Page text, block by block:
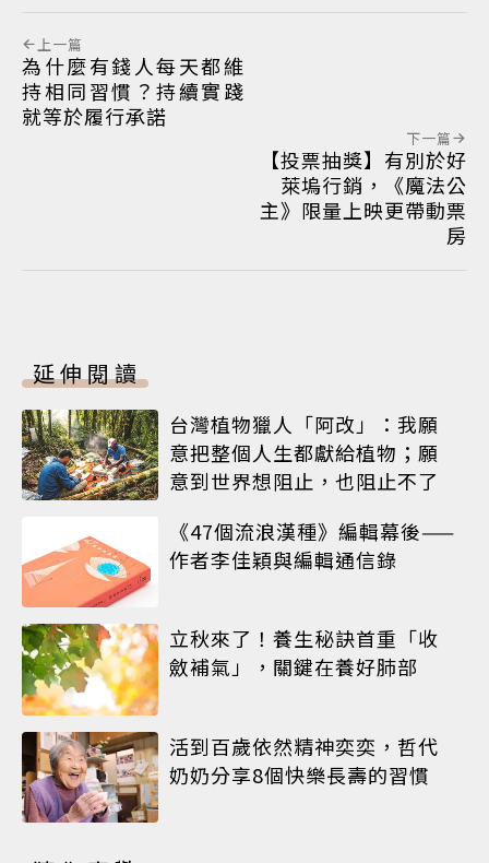
上一篇
為什麼有錢人每天都維
持相同習慣？持續實踐
就等於履行承諾
下一篇
【投票抽獎】有別於好
萊塢行銷，《魔法公
主》限量上映更帶動票
房
延伸閱讀
台灣植物獵人「阿改」：我願
意把整個人生都獻給植物；願
意到世界想阻止，也阻止不了
《47個流浪漢種》編輯幕後——
作者李佳穎與編輯通信錄
立秋來了！養生秘訣首重「收
斂補氣」，關鍵在養好肺部
活到百歲依然精神奕奕，哲代
奶奶分享8個快樂長壽的習慣